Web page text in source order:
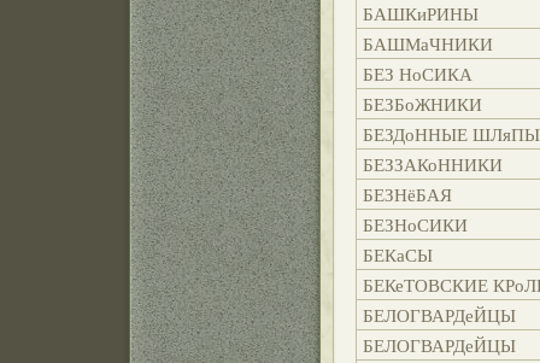
БАШКиРИНЫ
БАШМаЧНИКИ
БЕЗ НоСИКА
БЕЗБоЖНИКИ
БЕЗДоННЫЕ ШЛяПЫ
БЕЗЗАКоННИКИ
БЕЗНёБАЯ
БЕЗНоСИКИ
БЕКаСЫ
БЕКеТОВСКИЕ
БЕЛОГВАРДеЙЦЫ
БЕЛОГВАРДеЙЦЫ